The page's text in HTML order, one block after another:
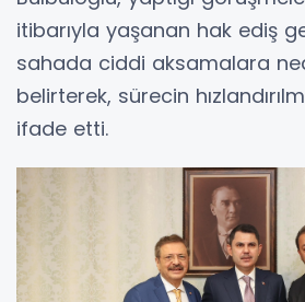
itibarıyla yaşanan hak ediş
sahada ciddi aksamalara
belirterek, sürecin
ifade etti.